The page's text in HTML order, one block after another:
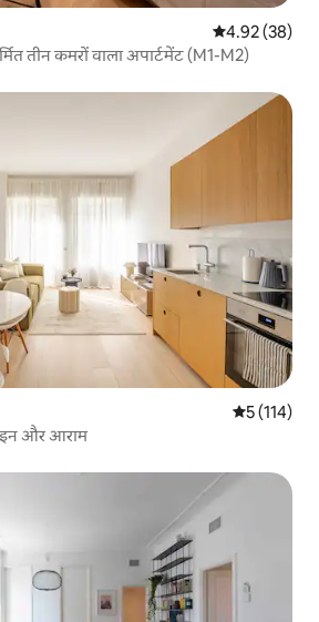
औसत रेटिंग 5 में
4.92 (38)
तीन कमरों वाला अपार्टमेंट (M1-M2)
औसत रेटिंग 5
5 (114)
और आराम